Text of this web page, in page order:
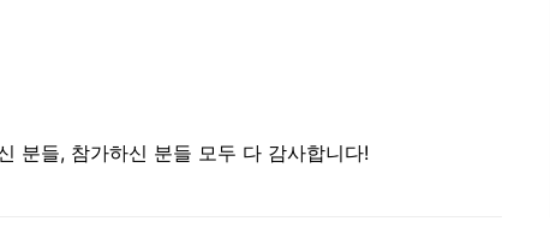
분들, 참가하신 분들 모두 다 감사합니다!